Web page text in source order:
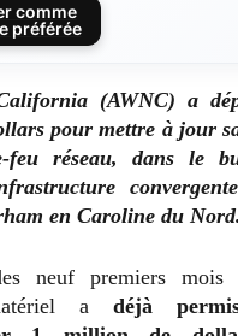
comme
préférée
(AWNC) a
pour mettre à jour
feu réseau, dans le
en Caroline du Nord.
neuf premiers mois
a déjà